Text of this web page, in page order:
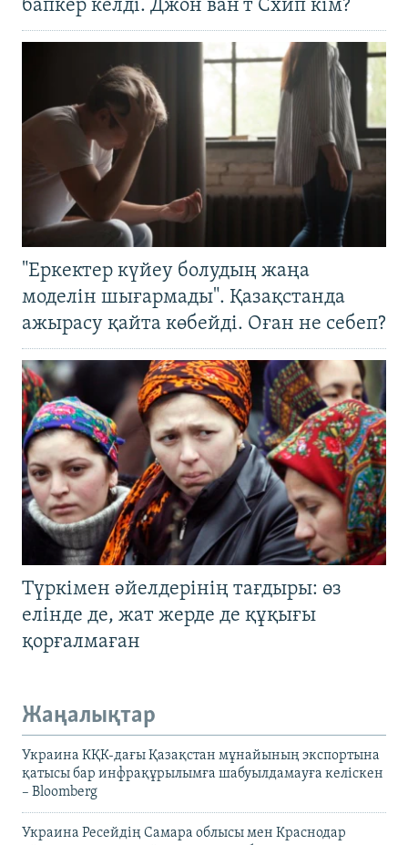
бапкер келді. Джон ван’т Схип кім?
"Еркектер күйеу болудың жаңа
моделін шығармады". Қазақстанда
ажырасу қайта көбейді. Оған не себеп?
Түркімен әйелдерінің тағдыры: өз
елінде де, жат жерде де құқығы
қорғалмаған
Жаңалықтар
Украина КҚК-дағы Қазақстан мұнайының экспортына
қатысы бар инфрақұрылымға шабуылдамауға келіскен
– Bloomberg
Украина Ресейдің Самара облысы мен Краснодар